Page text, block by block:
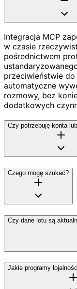
Integracja MCP
w czasie
pośrednictwem
przeciwieństwie
automatyczne
rozmowy, bez
dodatkowych
Czy potrzebuję konta
Czego mogę szukać?
Czy dane lotu są
Jakie programy